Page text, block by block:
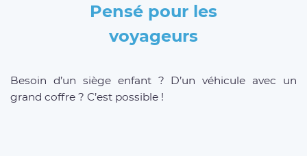
Pensé pour les
voyageurs
Besoin d’un siège enfant ? D’un véhicule avec un
grand coffre ? C’est possible !